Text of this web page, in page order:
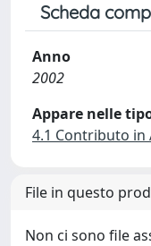
Scheda
Anno
2002
Appare nelle
4.1 Contributo in
File in questo
Non ci sono file